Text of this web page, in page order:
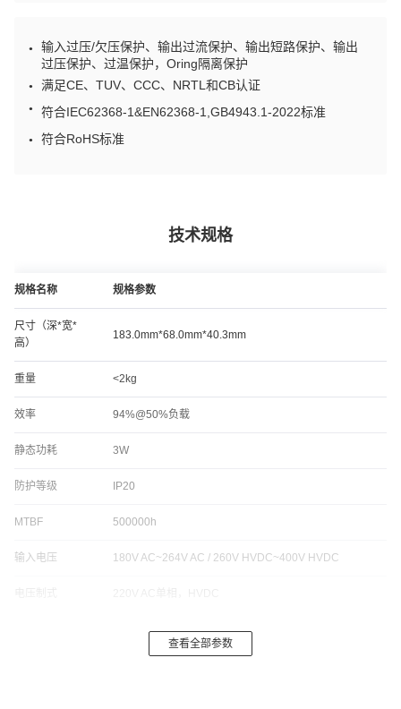
●
输入过压/欠压保护、输出过流保护、输出短路保护、输出
过压保护、过温保护，Oring隔离保护
● 满足CE、TUV、CCC、NRTL和CB认证
● 符合IEC62368-1&EN62368-1,GB4943.1-2022标准
● 符合RoHS标准
技术规格
规格名称 规格参数
尺寸（深*宽*
高）
183.0mm*68.0mm*40.3mm
重量 <2kg
效率 94%@50%负载
静态功耗 3W
防护等级 IP20
MTBF 500000h
输入电压 180V AC~264V AC / 260V HVDC~400V HVDC
50/60Hz
查看全部参数